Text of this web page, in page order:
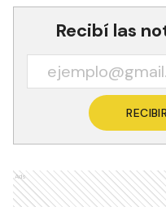
Recibí las
Ads